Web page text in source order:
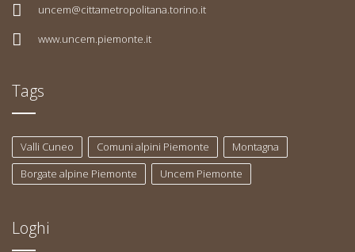
uncem@cittametropolitana.torino.it
www.uncem.piemonte.it
Tags
Valli Cuneo Comuni alpini Piemonte
Montagna
Borgate alpine Piemonte
Uncem Piemonte
Loghi